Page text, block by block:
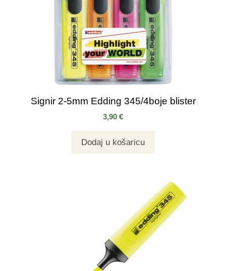
Signir 2-5mm Edding 345/4boje blister
3,90 €
Dodaj u košaricu